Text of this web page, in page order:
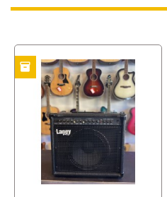
inventory USATO